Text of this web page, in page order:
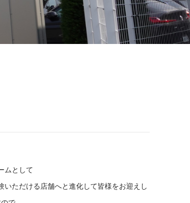
ムとして
ただける店舗へと進化して皆様をお迎えし